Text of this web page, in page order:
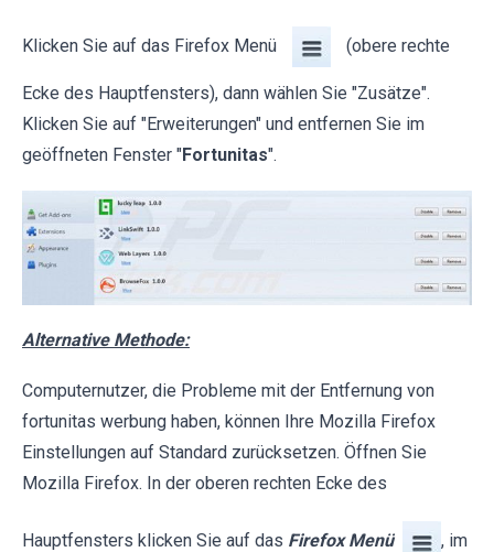
Klicken Sie auf das Firefox Menü (obere rechte
Ecke des Hauptfensters), dann wählen Sie "Zusätze".
Klicken Sie auf "Erweiterungen" und entfernen Sie im
geöffneten Fenster "Fortunitas".
Alternative Methode:
Computernutzer, die Probleme mit der Entfernung von
fortunitas werbung haben, können Ihre Mozilla Firefox
Einstellungen auf Standard zurücksetzen. Öffnen Sie
Mozilla Firefox. In der oberen rechten Ecke des
Hauptfensters klicken Sie auf das Firefox Menü , im